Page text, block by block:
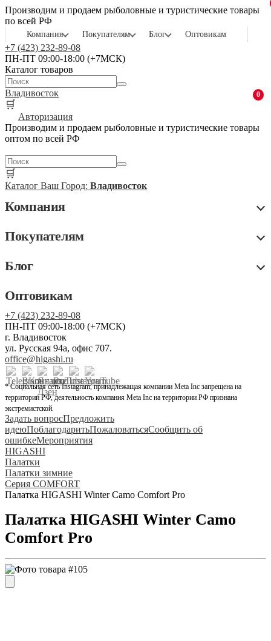
Производим и продаем рыболовные и туристические товары
по всей РФ
Компания Покупателям Блог Оптовикам
+7 (423) 232-89-08
ПН-ПТ 09:00-18:00 (+7МСК)
Каталог товаров
Владивосток
🛒
0
Авторизация
Производим и продаем рыболовные и туристические товары
оптом по всей РФ
🛒
Каталог Ваш Город: Владивосток
Компания
Покупателям
Блог
Оптовикам
+7 (423) 232-89-08
ПН-ПТ 09:00-18:00 (+7МСК)
г. Владивосток
ул. Русская 94а, офис 707.
office@higashi.ru
* Социальная сеть Instagram, принадлежащая компании Meta Inc запрещена на
территории РФ, деятельность компания Meta Inc на территории РФ признана
экстремистской.
Задать вопросПредложить
идеюПоблагодаритьПожаловатьсяСообщить об
ошибкеМероприятия
HIGASHI
Палатки
Палатки зимние
Серия COMFORT
Палатка HIGASHI Winter Camo Comfort Pro
Палатка HIGASHI Winter Camo
Comfort Pro